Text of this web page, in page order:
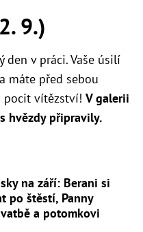
9.)
den v práci. Vaše úsilí
máte před sebou
pocit vítězství! V galerii
hvězdy připravily.
na září: Berani si
po štěstí, Panny
a potomkovi